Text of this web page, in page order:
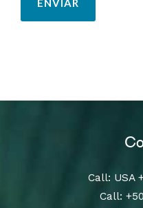
Call: USA
Call: